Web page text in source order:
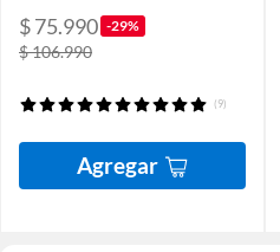
$ 75.990 -29%
$ 106.990
(9)
Agregar